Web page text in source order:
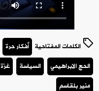
الكلمات المفتاحية أفكار حرة
الحج الابراهيمي
السياسة غزة
منير بلقاسم